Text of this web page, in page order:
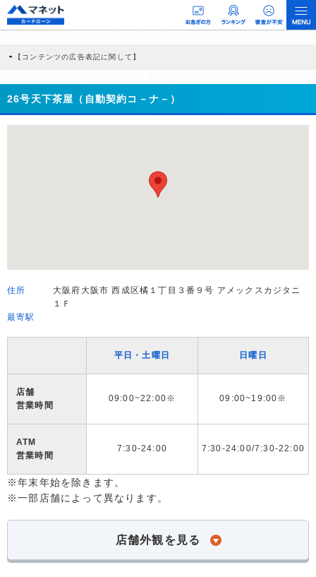
【コンテンツの広告表記に関して】
商品を根拠なくPRするものではなく、当編集部の調査／ユーザーへの口コミ収集な
どに基づき、公平性を担保した情報提供を行っています。
>提携企業一覧
26号天下茶屋（自動契約コ－ナ－）
住所
大阪府大阪市 西成区橘１丁目３番９号 アメックスカジタニ
１Ｆ
最寄駅
平日・土曜日 日曜日
店舗
営業時間
09:00~22:00※ 09:00~19:00※
ATM
営業時間
7:30-24:00 7:30-24:00/7:30-22:00
※年末年始を除きます。
※一部店舗によって異なります。
店舗外観を見る